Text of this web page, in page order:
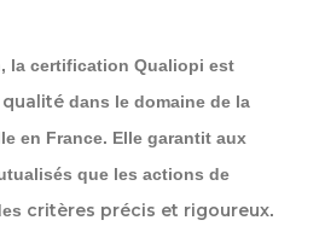
la certification Qualiopi est
dans le domaine de la
en France. Elle garantit aux
que les actions de
critères précis et rigoureux.